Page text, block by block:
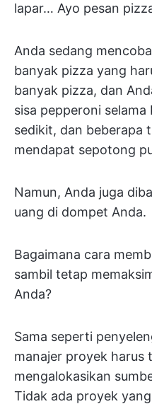
lapar… Ayo pesan
Anda sedang
banyak pizza yang
banyak pizza, dan
sisa pepperoni
sedikit, dan beberapa
mendapat sepotong
Namun, Anda juga
uang di dompet Anda.
Bagaimana cara
sambil tetap
Anda?
Sama seperti
manajer proyek harus
mengalokasikan
Tidak ada proyek